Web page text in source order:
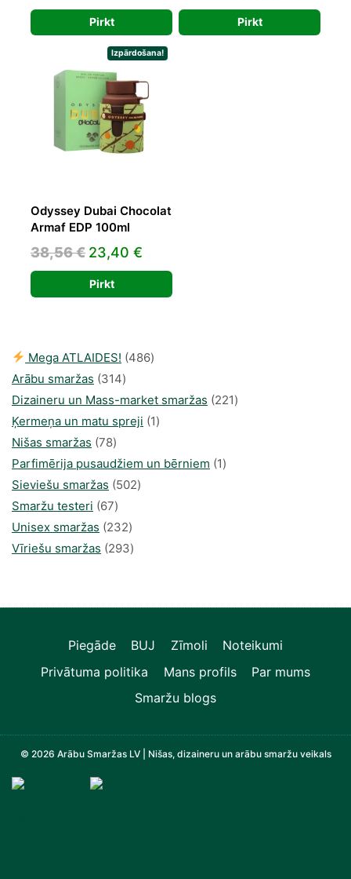
was:
34,93 €.20,81 €.
Pirkt
price
was:
price
is:
Pirkt
Izpārdošana!
Odyssey Dubai Chocolat
Armaf EDP 100ml
38,56€ Original
price
was:
23,40 €
price
is:
Pirkt
Mega ATLAIDES! 486486
Arābu smaržas 314314
produkti
Dizaineru un Mass-market smaržas 221221
Ķermeņa un matu spreji 11
Nišas smaržas 7878
produkts
Parfimērija pusaudžiem un bērniem 11
Sieviešu smaržas 502502
Smaržu testeri 6767
produkts
Unisex smaržas 232232
produkts
Vīriešu smaržas 293293
Piegāde BUJ Zīmoli
Noteikumi
Privātuma politika
Mans profils
Par mums
Smaržu blogs
© 2026 Arābu Smaržas LV | Nišas, dizaineru un arābu smaržu veikals